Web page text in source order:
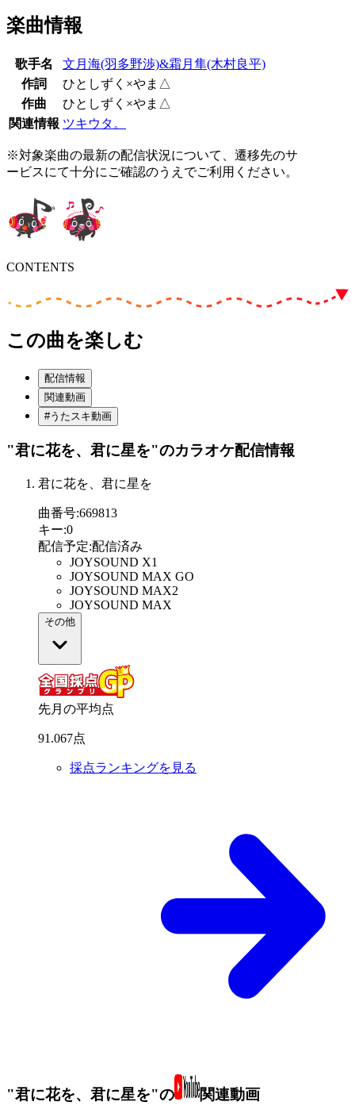
楽曲情報
歌手名
文月海(羽多野渉)&霜月隼(木村良平)
作詞
ひとしずく×やま△
作曲
ひとしずく×やま△
関連情報 ツキウタ。
※対象楽曲の最新の配信状況について、遷移先のサ
ービスにて十分にご確認のうえでご利用ください。
CONTENTS
この曲を楽しむ
配信情報
関連動画
#うたスキ動画
"君に花を、君に星を"のカラオケ配信情報
君に花を、君に星を
曲番号:669813
キー:0
配信予定:配信済み
JOYSOUND X1
JOYSOUND MAX GO
JOYSOUND MAX2
JOYSOUND MAX
その他
先月の平均点
91 .067点
採点ランキングを見る
"君に花を、君に星を"の 関連動画